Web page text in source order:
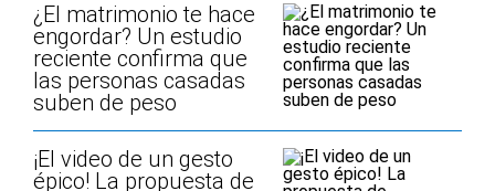
¿El matrimonio te hace
engordar? Un estudio
reciente confirma que
las personas casadas
suben de peso
¡El video de un gesto
épico! La propuesta de